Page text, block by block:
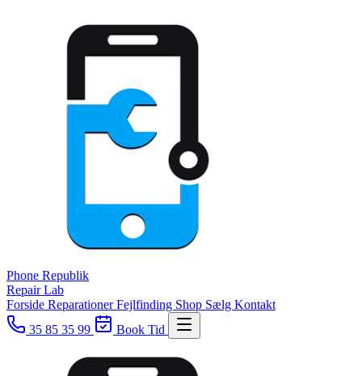
Phone Republik
Repair Lab
Forside ReparationerFejlfinding Shop Sælg Kontakt
35 85 35 99
Book Tid